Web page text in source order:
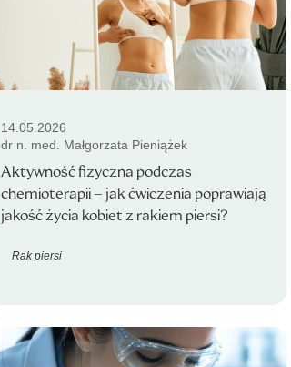
14.05.2026
dr n. med. Małgorzata Pieniążek
Aktywność fizyczna podczas
chemioterapii – jak ćwiczenia poprawiają
jakość życia kobiet z rakiem piersi?
Rak piersi